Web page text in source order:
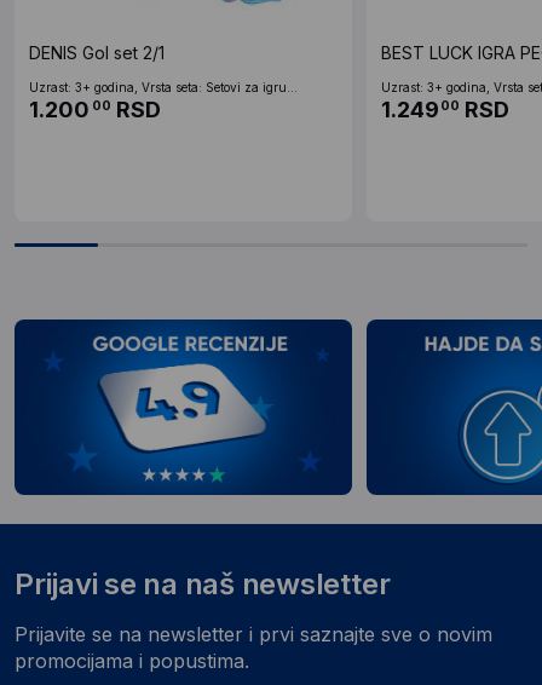
DENIS Gol set 2/1
Uzrast: 3+ godina, Vrsta seta: Setovi za igru...
1.200 00 RSD
BEST LUCK IGRA
Uzrast: 3+ godina, Vrsta
1.249 00 RSD
Prijavi se na naš newsletter
Prijavite se na newsletter i prvi saznajte sve o novim
promocijama i popustima.